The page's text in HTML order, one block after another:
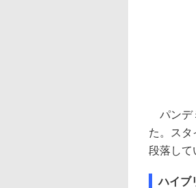
パンデ
た。スタ
段落して
ハイブ